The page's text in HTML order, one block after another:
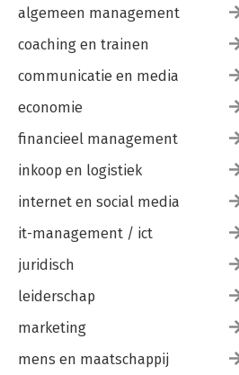
algemeen management
coaching en trainen
communicatie en media
economie
financieel management
inkoop en logistiek
internet en social media
it-management / ict
juridisch
leiderschap
marketing
mens en maatschappij